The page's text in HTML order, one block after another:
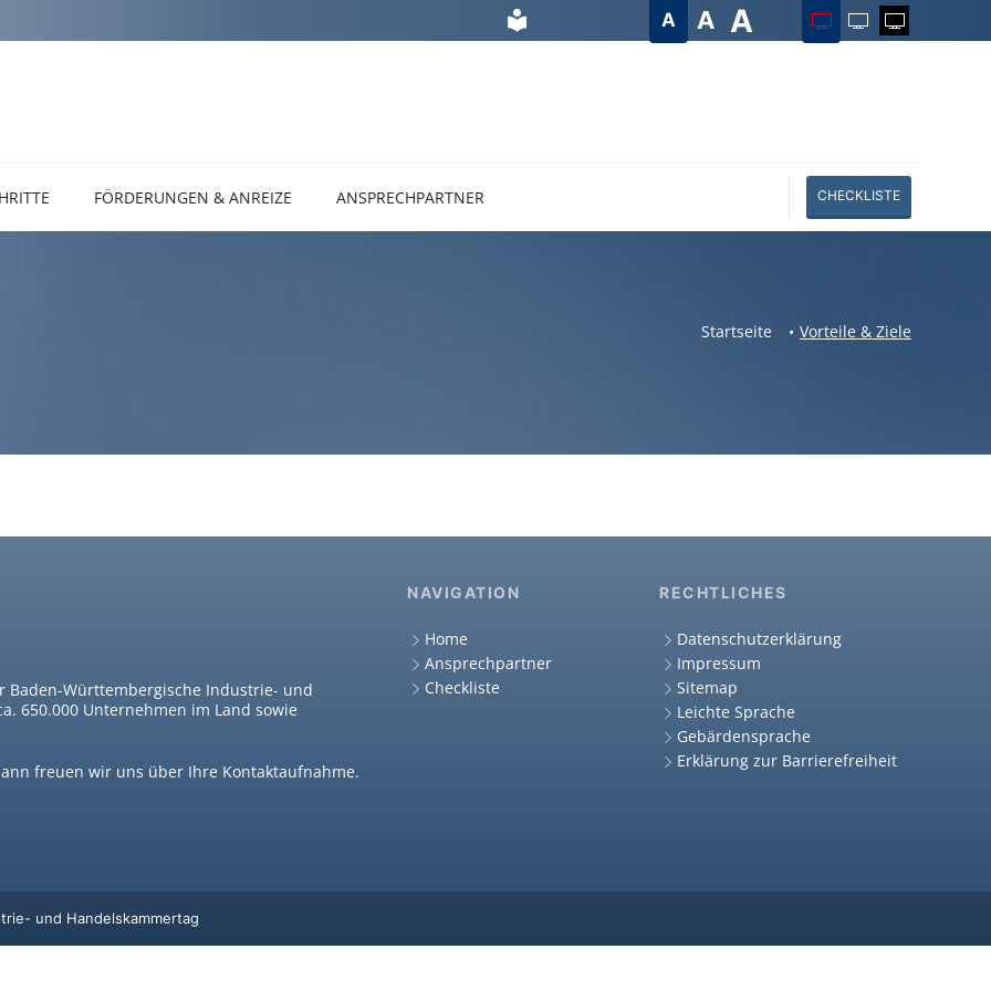
A A A
FÖRDERUNGEN & ANREIZE ANSPRECHPARTNER CHECKLISTE
Startseite Vorteile & Ziele
Baden-Württembergische Industrie- und
650.000 Unternehmen im Land sowie
freuen wir uns über Ihre Kontaktaufnahme.
NAVIGATION
Home
Ansprechpartner
Checkliste
RECHTLICHES
Datenschutzerklärung
Impressum
Sitemap
Leichte Sprache
Gebärdensprache
Erklärung zur Barrierefreiheit
und Handelskammertag